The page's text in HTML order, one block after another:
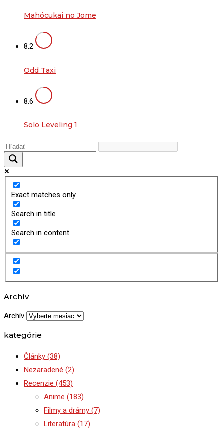
Mahócukai no Jome
8.2
Odd Taxi
8.6
Solo Leveling 1
Exact matches only
Search in title
Search in content
Archív
Archív
kategórie
Články (38)
Nezaradené (2)
Recenzie (453)
Anime (183)
Filmy a drámy (7)
Literatúra (17)